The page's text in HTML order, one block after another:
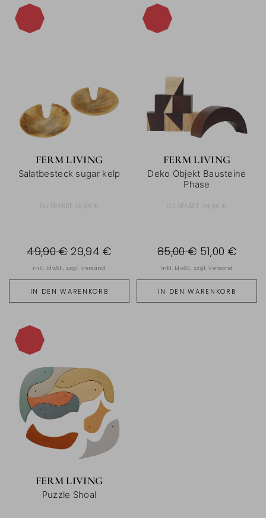
FERM LIVING
Salatbesteck sugar kelp
DU SPARST: 19,96 €
IN DEN WARENKORB
49,90 € 29,94 €
inkl. MwSt., zzgl.Versand
FERM LIVING
Deko Objekt Bausteine
Phase
DU SPARST: 34,00 €
IN DEN WARENKORB
85,00 € 51,00 €
inkl. MwSt., zzgl.Versand
FERM LIVING
Puzzle Shoal